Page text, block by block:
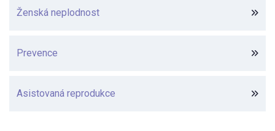
Ženská neplodnost
Prevence
Asistovaná reprodukce